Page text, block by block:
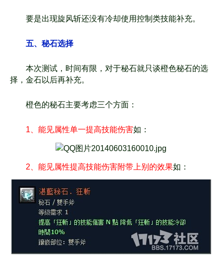
要是出现旋风斩还没有冷却使用控制类技能补充。
五、秘石选择
本次测试，时间有限，对于秘石就只谈橙色秘石的选
择，金石以后再补充。
橙色的秘石主要考虑三个方面：
1、能见属性单一提高技能伤害如：
2、能见属性提高技能伤害附带上别的效果如：